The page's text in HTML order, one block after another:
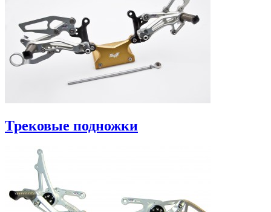
Трековые подножки